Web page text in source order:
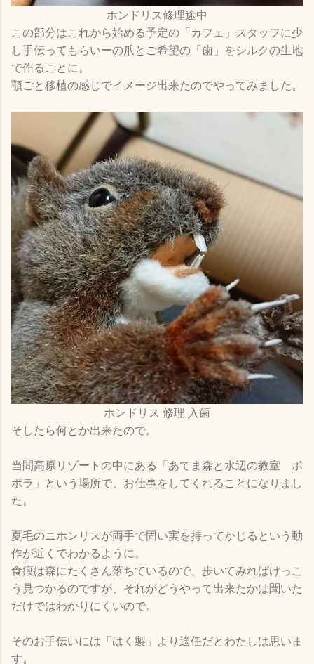
ホンドリス修理途中
この部分はこれから始める予定の「カフェ」スタッフに少
し手伝ってもらいーの爪とご希望の「歯」をシルクの生地
で作ることに。
顎ごと移植の感じでイメージ出来たのでやってみました。
ホンドリス 修理 入歯
そしたら何とか出来たので。
当間高原リゾートの中にある「あてま森と水辺の教室 ポ
ポラ」という場所で、お仕事をしてくれることになりまし
た。
夏毛のニホンリスが両手で固い実を持ってかじるという動
作が近くでわかるように。
食痕は森にたくさん落ちているので、歩いてみればけっこ
う見つかるのですが、それがどうやって出来たかは聞いた
だけではわかりにくいので。
そのお手伝いには「はく製」より適任だとわたしは思いま
す。